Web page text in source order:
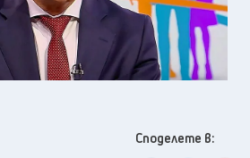
Споделете в: